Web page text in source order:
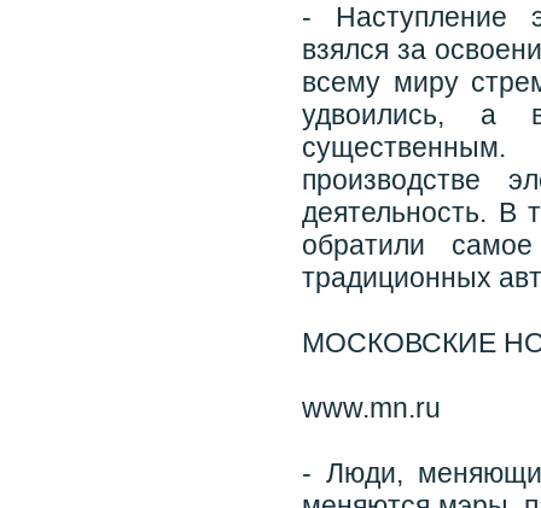
- Наступление
взялся за
всему миру
удвоились, а
производстве
деятельность. В
обратили
традиционных
МОСКОВСКИЕ
www.mn.ru
- Люди,